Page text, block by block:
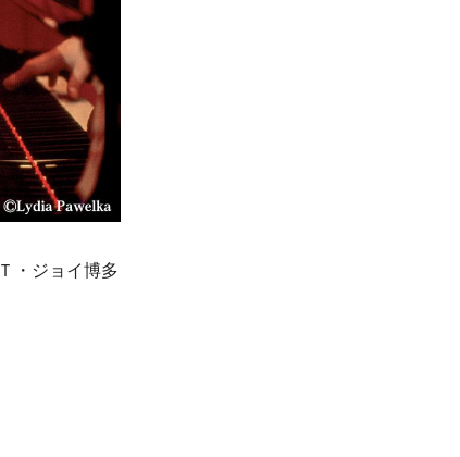
・ジョイ博多